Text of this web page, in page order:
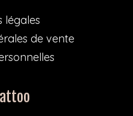
légales
de vente